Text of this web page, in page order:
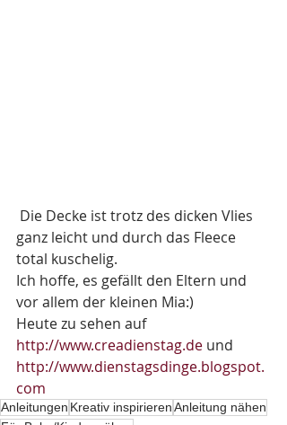
ganz leicht und durch das Fleece
total kuschelig.
Ich hoffe, es gefällt den Eltern und
vor allem der kleinen Mia:)
Heute zu sehen auf
http://www.creadienstag.de und
http://www.dienstagsdinge.blogspot.
com
Anleitungen Kreativ inspirierenAnleitung nähen